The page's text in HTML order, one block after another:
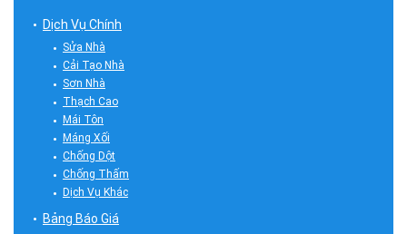
Dịch Vụ Chính
Sửa Nhà
Cải Tạo Nhà
Sơn Nhà
Thạch Cao
Mái Tôn
Máng Xối
Chống Dột
Chống Thấm
Dịch Vụ Khác
Bảng Báo Giá